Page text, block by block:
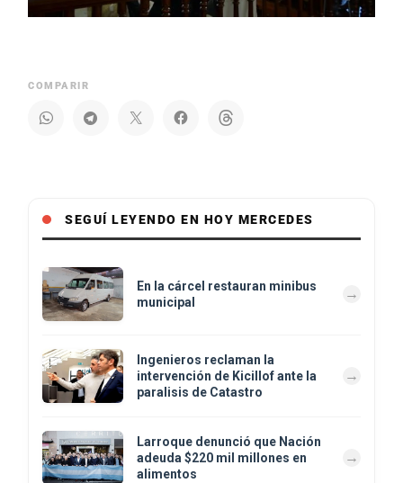
COMPARIR
SEGUÍ LEYENDO EN HOY MERCEDES
En la cárcel restauran minibus
municipal
Ingenieros reclaman la
intervención de Kicillof ante la
paralisis de Catastro
Larroque denunció que Nación
adeuda $220 mil millones en
alimentos